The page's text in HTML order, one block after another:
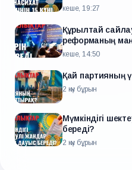
кеше, 19:27
Құрылтай
реформаның
кеше, 14:50
Қай партияның
2 күн бұрын
Мүмкіндігі
береді?
2 күн бұрын